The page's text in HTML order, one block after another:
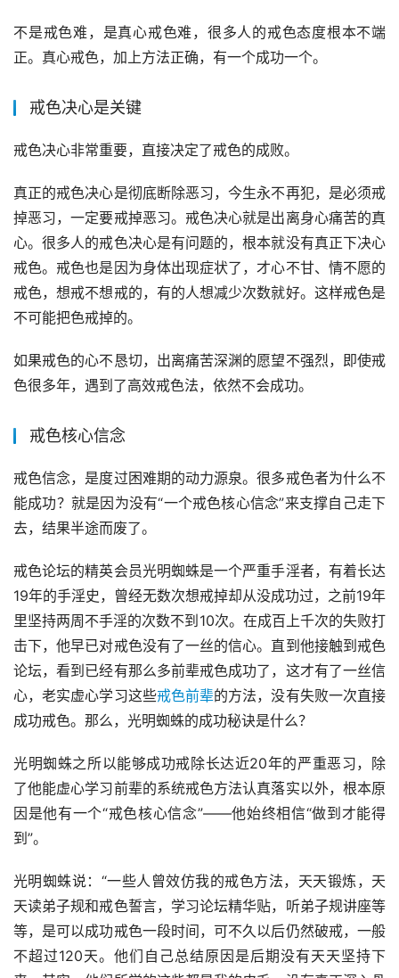
不是戒色难，是真心戒色难，很多人的戒色态度根本不端
正。真心戒色，加上方法正确，有一个成功一个。
戒色决心是关键
戒色决心非常重要，直接决定了戒色的成败。
真正的戒色决心是彻底断除恶习，今生永不再犯，是必须戒
掉恶习，一定要戒掉恶习。戒色决心就是出离身心痛苦的真
心。很多人的戒色决心是有问题的，根本就没有真正下决心
戒色。戒色也是因为身体出现症状了，才心不甘、情不愿的
戒色，想戒不想戒的，有的人想减少次数就好。这样戒色是
不可能把色戒掉的。
如果戒色的心不恳切，出离痛苦深渊的愿望不强烈，即使戒
色很多年，遇到了高效戒色法，依然不会成功。
戒色核心信念
戒色信念，是度过困难期的动力源泉。很多戒色者为什么不
能成功？就是因为没有“一个戒色核心信念”来支撑自己走下
去，结果半途而废了。
戒色论坛的精英会员光明蜘蛛是一个严重手淫者，有着长达
19年的手淫史，曾经无数次想戒掉却从没成功过，之前19年
里坚持两周不手淫的次数不到10次。在成百上千次的失败打
击下，他早已对戒色没有了一丝的信心。直到他接触到戒色
论坛，看到已经有那么多前辈戒色成功了，这才有了一丝信
心，老实虚心学习这些戒色前辈的方法，没有失败一次直接
成功戒色。那么，光明蜘蛛的成功秘诀是什么？
光明蜘蛛之所以能够成功戒除长达近20年的严重恶习，除
了他能虚心学习前辈的系统戒色方法认真落实以外，根本原
因是他有一个“戒色核心信念”——他始终相信“做到才能得
到”。
光明蜘蛛说：“一些人曾效仿我的戒色方法，天天锻炼，天
天读弟子规和戒色誓言，学习论坛精华贴，听弟子规讲座等
等，是可以成功戒色一段时间，可不久以后仍然破戒，一般
不超过120天。他们自己总结原因是后期没有天天坚持下